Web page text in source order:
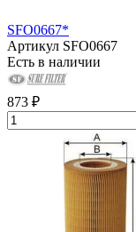
SFO0667*
Артикул SFO0667
Есть в наличии
873 ₽